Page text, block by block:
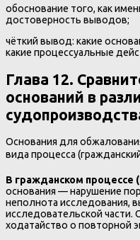
обоснование того, как
достоверность выводов;
чёткий вывод: какие
какие процессуальные
Глава 12.
оснований в
Основания для
вида процесса
В гражданском процессе
основания — нарушение
неполнота исследования,
исследовательской
ходатайство о повторной